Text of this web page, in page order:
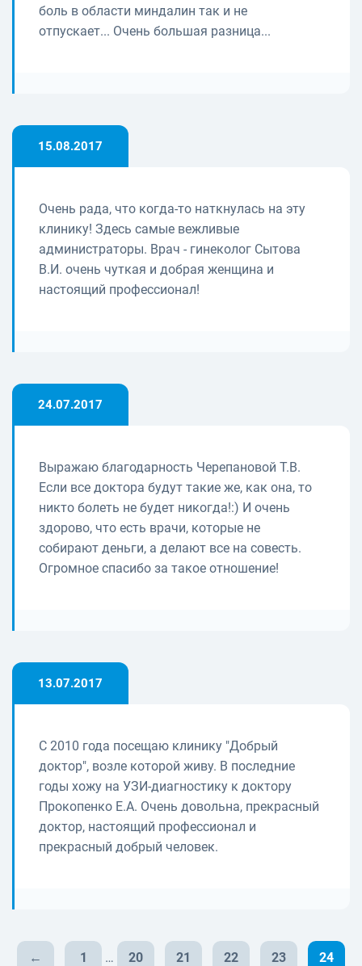
боль в области миндалин так и не
отпускает... Очень большая разница...
15.08.2017
Очень рада, что когда-то наткнулась на эту
клинику! Здесь самые вежливые
администраторы. Врач - гинеколог Сытова
В.И. очень чуткая и добрая женщина и
настоящий профессионал!
24.07.2017
Выражаю благодарность Черепановой Т.В.
Если все доктора будут такие же, как она, то
никто болеть не будет никогда!:) И очень
здорово, что есть врачи, которые не
собирают деньги, а делают все на совесть.
Огромное спасибо за такое отношение!
13.07.2017
С 2010 года посещаю клинику "Добрый
доктор", возле которой живу. В последние
годы хожу на УЗИ-диагностику к доктору
Прокопенко Е.А. Очень довольна, прекрасный
доктор, настоящий профессионал и
прекрасный добрый человек.
← 1 … 20 21 22 23 24